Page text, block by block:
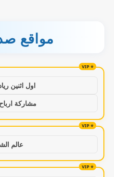
مواقع
اول اثنين
مشاركة
عالم